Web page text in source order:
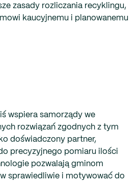
zasady rozliczania recyklingu,
kaucyjnemu i planowanemu
wspiera samorządy we
rozwiązań zgodnych z tym
doświadczony partner,
precyzyjnego pomiaru ilości
pozwalają gminom
sprawiedliwie i motywować do